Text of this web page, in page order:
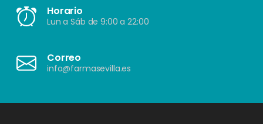
Horario
Lun a Sáb de 9:00 a 22:00
Correo
info@farmasevilla.es